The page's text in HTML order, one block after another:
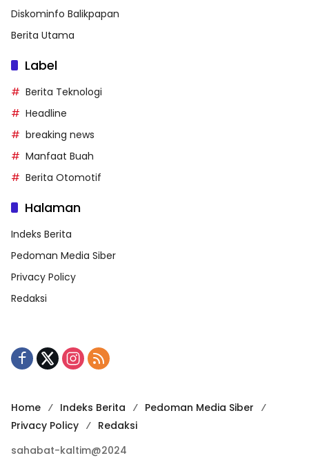
Diskominfo Balikpapan
Berita Utama
Label
Berita Teknologi
Headline
breaking news
Manfaat Buah
Berita Otomotif
Halaman
Indeks Berita
Pedoman Media Siber
Privacy Policy
Redaksi
Home Indeks Berita
Pedoman Media Siber
Privacy Policy
Redaksi
sahabat-kaltim@2024